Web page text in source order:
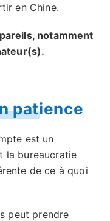
en Chine.
notamment
patience
est un
la bureaucratie
de ce à quoi
peut prendre